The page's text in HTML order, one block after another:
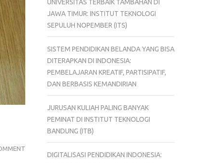
PENDIDIKAN
UNIVERSITAS TERBAIK TAMBAHAN DI
JAWA TIMUR: INSTITUT TEKNOLOGI
SEPULUH NOPEMBER (ITS)
SISTEM PENDIDIKAN BELANDA YANG BISA
DITERAPKAN DI INDONESIA:
PEMBELAJARAN KREATIF, PARTISIPATIF,
DAN BERBASIS KEMANDIRIAN
JURUSAN KULIAH PALING BANYAK
PEMINAT DI INSTITUT TEKNOLOGI
BANDUNG (ITB)
DIGITALISASI PENDIDIKAN INDONESIA: